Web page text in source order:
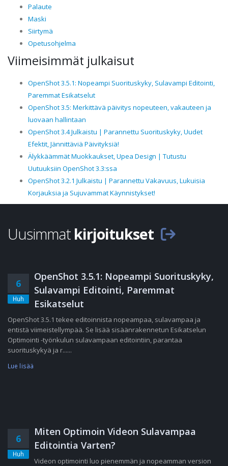
Palaute
Maski
Siirtymä
Opetusohjelma
Viimeisimmät julkaisut
OpenShot 3.5.1: Nopeampi Suorituskyky, Sulavampi Editointi,
Paremmat Esikatselut
OpenShot 3.5: Merkittävä päivitys nopeuteen, vakauteen ja
luovaan hallintaan
OpenShot 3.4 Julkaistu | Parannettu Suorituskyky, Uudet
Efektit, Jännittäviä Päivityksiä!
Älykkäämmät Muokkaukset, Upea Design | Tutustu
Uutuuksiin OpenShot 3.3:ssa
OpenShot 3.2.1 Julkaistu | Parannettu Vakavuus, Lukuisia
Korjauksia ja Sujuvammat Käynnistykset!
Uusimmat kirjoitukset
6
Huh
OpenShot 3.5.1: Nopeampi Suorituskyky,
Sulavampi Editointi, Paremmat
Esikatselut
OpenShot 3.5.1 tekee editoinnista nopeampaa, sulavampaa ja
entistä viimeistellympää. Se lisää sisäänrakennetun Esikatselun
Optimointi -työnkulun sulavampaan editointiin, parantaa
suorituskykyä ja r......
Lue lisää
6
Huh
Miten Optimoin Videon Sulavampaa
Editointia Varten?
Videon optimointi luo pienemmän ja nopeamman version